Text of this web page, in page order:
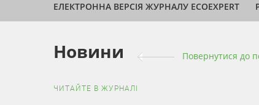
ЕЛЕКТРОННА ВЕРСІЯ ЖУРНАЛУ ECOEXPERT
Новини Повернутися до
ЧИТАЙТЕ В ЖУРНАЛІ